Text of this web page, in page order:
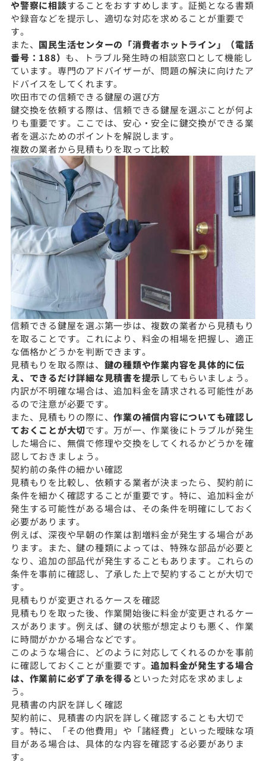
や警察に相談することをおすすめします。証拠となる書類
や録音などを提示し、適切な対応を求めることが重要で
す。
また、 国民生活センターの「消費者ホットライン」（電話
番号：188） も、トラブル発生時の相談窓口として機能し
ています。専門のアドバイザーが、問題の解決に向けたア
ドバイスをしてくれます。
吹田市での信頼できる鍵屋の選び方
鍵交換を依頼する際は、信頼できる鍵屋を選ぶことが何よ
りも重要です。ここでは、安心・安全に鍵交換ができる業
者を選ぶためのポイントを解説します。
複数の業者から見積もりを取って比較
信頼できる鍵屋を選ぶ第一歩は、複数の業者から見積もり
を取ることです。これにより、料金の相場を把握し、適正
な価格かどうかを判断できます。
見積もりを取る際は、 鍵の種類や作業内容を具体的に伝
え、できるだけ詳細な見積書を提示してもらいましょう。
内訳が不明確な場合は、追加料金を請求される可能性があ
るので注意が必要です。
また、見積もりの際に、作業の補償内容についても確認し
ておくことが大切です。万が一、作業後にトラブルが発生
した場合に、無償で修理や交換をしてくれるかどうかを確
認しておきましょう。
契約前の条件の細かい確認
見積もりを比較し、依頼する業者が決まったら、契約前に
条件を細かく確認することが重要です。特に、追加料金が
発生する可能性がある場合は、その条件を明確にしておく
必要があります。
例えば、深夜や早朝の作業は割増料金が発生する場合があ
ります。また、鍵の種類によっては、特殊な部品が必要と
なり、追加の部品代が発生することもあります。これらの
条件を事前に確認し、了承した上で契約することが大切で
す。
見積もりが変更されるケースを確認
見積もりを取った後、作業開始後に料金が変更されるケー
スがあります。例えば、鍵の状態が想定よりも悪く、作業
に時間がかかる場合などです。
このような場合に、どのように対応してくれるのかを事前
に確認しておくことが重要です。追加料金が発生する場合
は、作業前に必ず了承を得る といった対応を求めましょ
う。
見積書の内訳を詳しく確認
契約前に、見積書の内訳を詳しく確認することも大切で
す。特に、「その他費用」や「諸経費」といった曖昧な項
目がある場合は、具体的な内容を確認する必要がありま
す。